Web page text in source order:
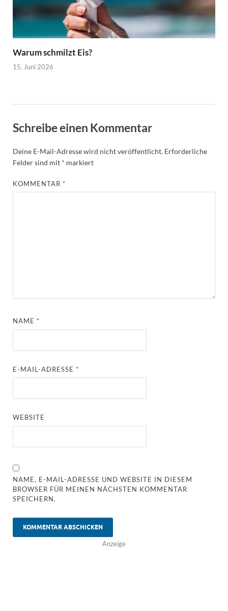
Warum schmilzt Eis?
15. Juni 2026
Schreibe einen Kommentar
Deine E-Mail-Adresse wird nicht veröffentlicht. Erforderliche
Felder sind mit * markiert
KOMMENTAR*
NAME*
E-MAIL-ADRESSE*
WEBSITE
NAME, E-MAIL-ADRESSE UND WEBSITE IN DIESEM
BROWSER FÜR MEINEN NÄCHSTEN KOMMENTAR
SPEICHERN.
Anzeige